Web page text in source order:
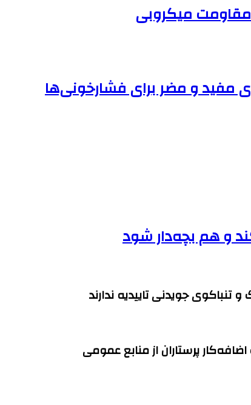
مفید و مضر برای فشارخونی‌ها
و هم بچه‌دار شود
جویدنی تاییدیه ندارند
پرستاران از منابع عمومی